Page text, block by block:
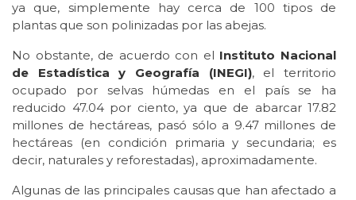
ya que, simplemente hay cerca de 100 tipos de
plantas que son polinizadas por las abejas.
No obstante, de acuerdo con el Instituto Nacional
de Estadística y Geografía (INEGI), el territorio
ocupado por selvas húmedas en el país se ha
reducido 47.04 por ciento, ya que de abarcar 17.82
millones de hectáreas, pasó sólo a 9.47 millones de
hectáreas (en condición primaria y secundaria; es
decir, naturales y reforestadas), aproximadamente.
Algunas de las principales causas que han afectado a